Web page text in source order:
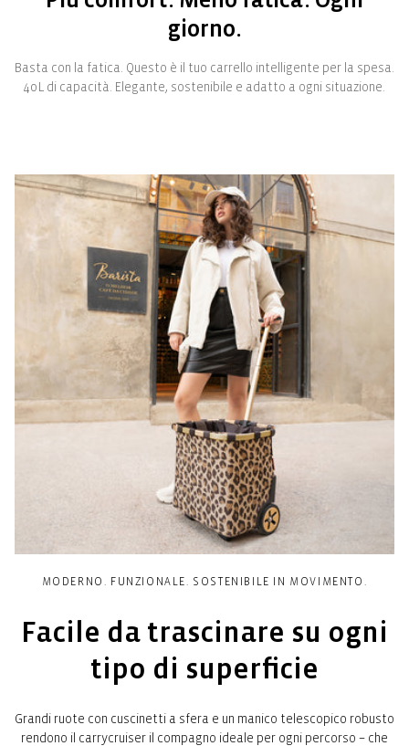
giorno.
Basta con la fatica. Questo è il tuo carrello intelligente per la spesa.
40 L di capacità. Elegante, sostenibile e adatto a ogni situazione.
MODERNO. FUNZIONALE. SOSTENIBILE IN MOVIMENTO.
Facile da trascinare su ogni
tipo di superficie
Grandi ruote con cuscinetti a sfera e un manico telescopico robusto
rendono il carrycruiser il compagno ideale per ogni percorso – che